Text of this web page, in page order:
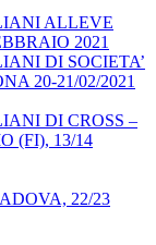
ALLEVE
2021
DI SOCIETA’
20-21/02/2021
DI CROSS –
(FI), 13/14
22/23